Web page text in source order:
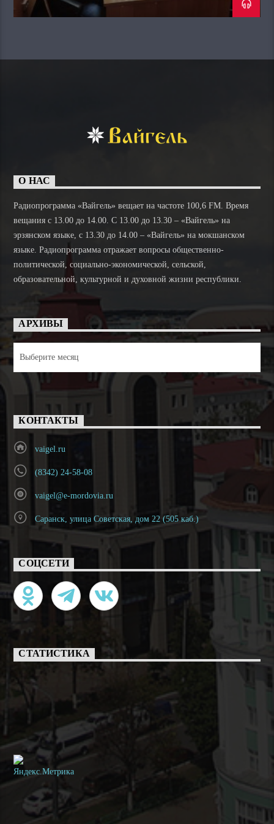
О НАС
Радиопрограмма «Вайгель» вещает на частоте 100,6 FM. Время
вещания с 13.00 до 14.00. C 13.00 до 13.30 – «Вайгель» на
эрзянском языке, с 13.30 до 14.00 – «Вайгель» на мокшанском
языке. Радиопрограмма отражает вопросы общественно-
политической, социально-экономической, сельской,
образовательной, культурной и духовной жизни республики.
АРХИВЫ
КОНТАКТЫ
vaigel.ru
(8342) 24-58-08
vaigel@e-mordovia.ru
Саранск, улица Советская, дом 22 (505 каб.)
СОЦСЕТИ
СТАТИСТИКА